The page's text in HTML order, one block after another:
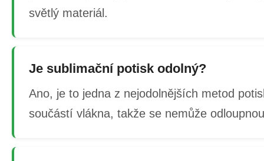
světlý materiál.
Je sublimační potisk odolný?
Ano, je to jedna z nejodolnějších metod
součástí vlákna, takže se nemůže